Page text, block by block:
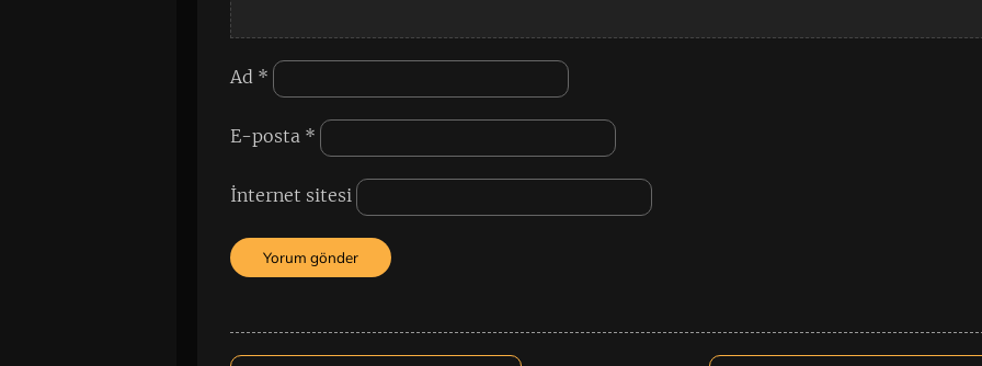
Ad *
E-posta *
İnternet sitesi